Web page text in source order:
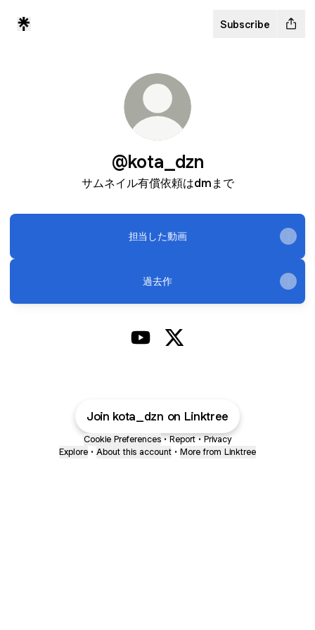
Subscribe
@kota_dzn
サムネイル有償依頼はdmまで
担当した動画
過去作
Join kota_dzn on Linktree
Cookie Preferences • Report • Privacy
Explore • About this account • More from Linktree